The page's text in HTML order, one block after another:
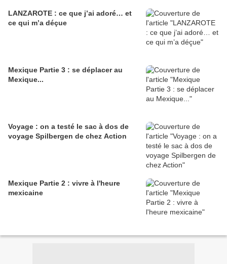
LANZAROTE : ce que j’ai adoré… et
ce qui m’a déçue
Mexique Partie 3 : se déplacer au
Mexique...
Voyage : on a testé le sac à dos de
voyage Spilbergen de chez Action
Mexique Partie 2 : vivre à l'heure
mexicaine